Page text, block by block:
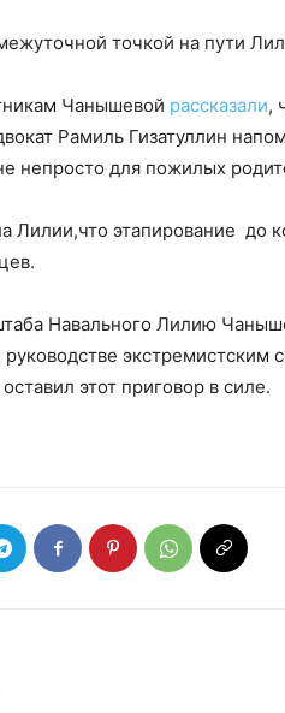
точкой на пути
Чанышевой рассказали,
Рамиль Гизатуллин
непросто для пожилых
Лилии,что этапирование до
Навального Лилию
экстремистским
этот приговор в силе.